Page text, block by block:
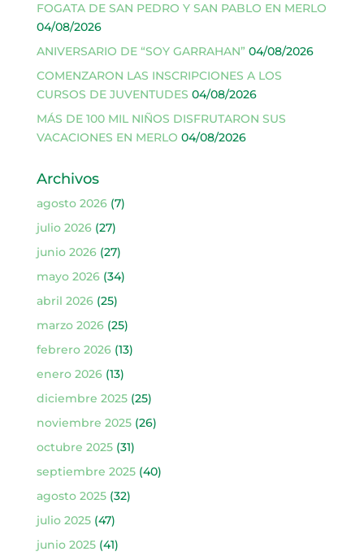
FOGATA DE SAN PEDRO Y SAN PABLO EN MERLO
04/08/2026
ANIVERSARIO DE “SOY GARRAHAN” 04/08/2026
COMENZARON LAS INSCRIPCIONES A LOS
CURSOS DE JUVENTUDES 04/08/2026
MÁS DE 100 MIL NIÑOS DISFRUTARON SUS
VACACIONES EN MERLO 04/08/2026
Archivos
agosto 2026(7)
julio 2026(27)
junio 2026(27)
mayo 2026(34)
abril 2026(25)
marzo 2026(25)
febrero 2026(13)
enero 2026(13)
diciembre 2025(25)
noviembre 2025(26)
octubre 2025(31)
septiembre 2025(40)
agosto 2025(32)
julio 2025(47)
junio 2025(41)